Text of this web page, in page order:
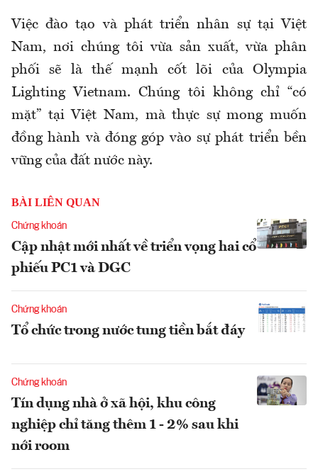
Việc đào tạo và phát triển nhân sự tại Việt
Nam, nơi chúng tôi vừa sản xuất, vừa phân
phối sẽ là thế mạnh cốt lõi của Olympia
Lighting Vietnam. Chúng tôi không chỉ “có
mặt” tại Việt Nam, mà thực sự mong muốn
đồng hành và đóng góp vào sự phát triển bền
vững của đất nước này.
BÀI LIÊN QUAN
Chứng khoán
Cập nhật mới nhất về triển vọng hai cổ
phiếu PC1 và DGC
Chứng khoán
Tổ chức trong nước tung tiền bắt đáy
Chứng khoán
Tín dụng nhà ở xã hội, khu công
nghiệp chỉ tăng thêm 1 - 2% sau khi
nới room